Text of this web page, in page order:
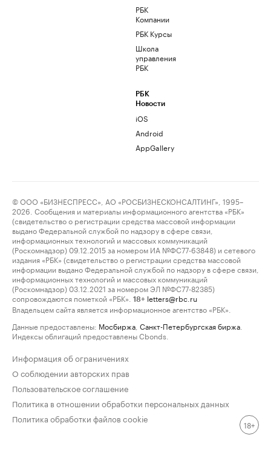
РБК
Компании
РБК Курсы
Школа
управления
РБК
РБК
Новости
iOS
Android
AppGallery
© ООО «БИЗНЕСПРЕСС», АО «РОСБИЗНЕСКОНСАЛТИНГ», 1995–
2026. Сообщения и материалы информационного агентства «РБК»
(свидетельство о регистрации средства массовой информации
выдано Федеральной службой по надзору в сфере связи,
информационных технологий и массовых коммуникаций
(Роскомнадзор) 09.12.2015 за номером ИА №ФС77-63848) и сетевого
издания «РБК» (свидетельство о регистрации средства массовой
информации выдано Федеральной службой по надзору в сфере связи,
информационных технологий и массовых коммуникаций
(Роскомнадзор) 03.12.2021 за номером ЭЛ №ФС77-82385)
сопровождаются пометкой «РБК».
18+ letters@rbc.ru
Владельцем сайта является информационное агентство «РБК».
Данные предоставлены: Мосбиржа Санкт-Петербургская биржа
Индексы облигаций предоставлены Cbonds.
Информация об ограничениях
О соблюдении авторских прав
Пользовательское соглашение
Политика в отношении обработки персональных данных
Политика обработки файлов cookie
18+